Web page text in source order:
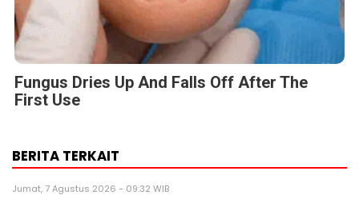
BERITA TERKAIT
Jumat, 7 Agustus 2026 - 09:32 WIB
MONDEVITA MENGAKUISISI SAHAM MAYORITAS DI
Jumat, 7 Agustus 2026 - 04:14 WIB
HIKSEMI Tampilkan Solusi Penyimpanan Data untuk